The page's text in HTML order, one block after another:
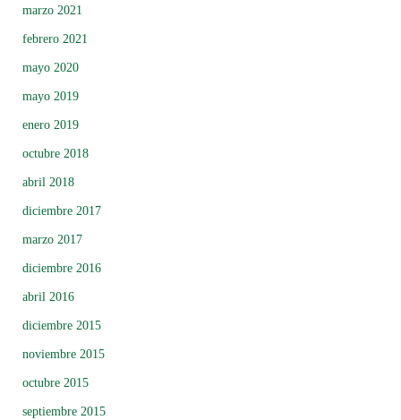
marzo 2021
febrero 2021
mayo 2020
mayo 2019
enero 2019
octubre 2018
abril 2018
diciembre 2017
marzo 2017
diciembre 2016
abril 2016
diciembre 2015
noviembre 2015
octubre 2015
septiembre 2015